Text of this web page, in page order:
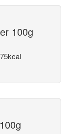
100g